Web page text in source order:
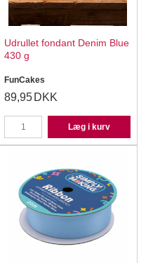
Udrullet fondant Denim Blue
430 g
FunCakes
89,95 DKK
Læg i kurv